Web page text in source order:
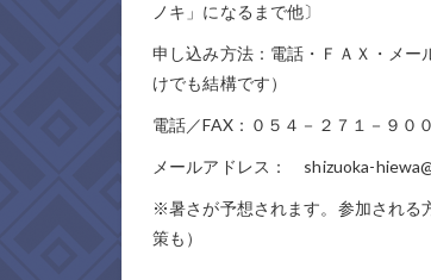
ノキ」になるまで他〕
申し込み方法：電話・ＦＡＸ・メ
けでも結構です）
電話／FAX：０５４－２７１－９
メールアドレス： shizuoka-
※暑さが予想されます。参加される
策も）